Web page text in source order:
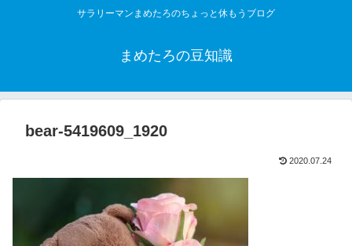
サラリーマンまめたろのちょっと休もうブログ
まめたろの豆知識
bear-5419609_1920
2020.07.24